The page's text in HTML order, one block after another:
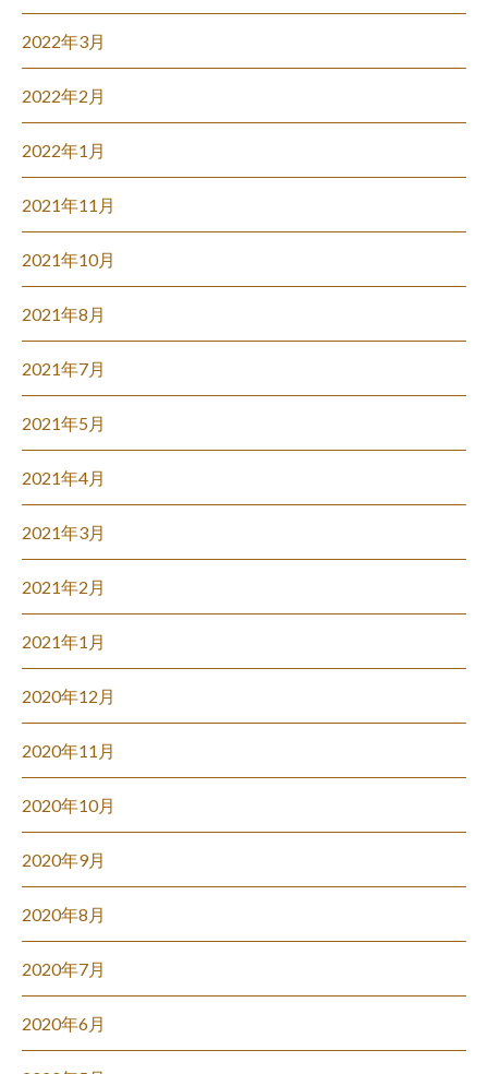
2022年3月
2022年2月
2022年1月
2021年11月
2021年10月
2021年8月
2021年7月
2021年5月
2021年4月
2021年3月
2021年2月
2021年1月
2020年12月
2020年11月
2020年10月
2020年9月
2020年8月
2020年7月
2020年6月